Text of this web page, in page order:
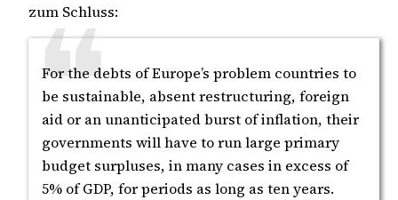
zum Schluss:
For the debts of Europe’s problem countries to
be sustainable, absent restructuring, foreign
aid or an unanticipated burst of inflation, their
governments will have to run large primary
budget surpluses, in many cases in excess of
5% of GDP, for periods as long as ten years.